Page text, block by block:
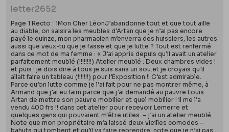
letter2652
Page 1 Recto : 1Mon Cher LéonJ’abandonne tout et que tout aille
au diable, on saisira les meubles d’Artan que je n’ai pas encore
payé le quinze, mon pharmacien m’enverra des huissiers, les autres
aussi que veux-tu que je fasse et que je lutte ? Tout est renfermé
dans ce mot de ma femme : « J’ai appris depuis qu’il avait un atelier
parfaitement meublé (!!!!!!!!) Atelier meublé : Deux chambres vides !
et puis : je dois dire à tous je suis sans un sou.et je croyais qu’il
allait faire un tableau (!!!!!!!) pour l’Exposition !! C’est admirable.
Parce qu’on lutte comme je l’ai fait pour ne pas montrer même, à
Armand que j’ai eu faim parce que j’ai demandé au pauvre Louis
Artan de mettre son pauvre mobilier et quel mobilier ! il me l’a
vendu 400 frs !! dans cet atelier pour recevoir Lemerre et
quelques gens qui pouvaient m’être utiles. – j’ai un atelier meublé
Note que mon propriétaire m’a laissé deux vieilles comodes –
bahuts qui tombent et qu’il va faire reprendre, note que je n’ai pas